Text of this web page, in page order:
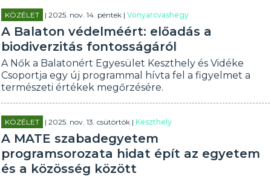
KÖZÉLET | 2025. nov. 14. péntek |Vonyarcvashegy
A Balaton védelméért: előadás a
biodiverzitás fontosságáról
A Nők a Balatonért Egyesület Keszthely és Vidéke
Csoportja egy új programmal hívta fel a figyelmet a
természeti értékek megőrzésére.
KÖZÉLET | 2025. nov. 13. csütörtök |Keszthely
A MATE szabadegyetem
programsorozata hidat épít az egyetem
és a közösség között